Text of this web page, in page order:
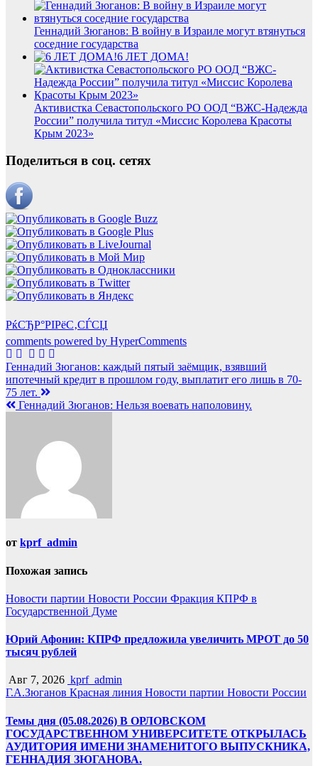
Геннадий Зюганов: В войну в Израиле могут втянуться
соседние государства
6 ЛЕТ ДОМА!
Активистка Севастопольского РО ООД “ВЖС-Надежда
России” получила титул «Миссис Королева Красоты
Крым 2023»
Поделиться в соц. сетях
РќСЂР°РІРёС‚СЃСЏ
comments powered by HyperComments
Навигация
по
записям
Геннадий Зюганов: каждый пятый заёмщик, взявший
ипотечный кредит в прошлом году, выплатит его лишь в 70-
75 лет.
Геннадий Зюганов: Нельзя воевать наполовину.
от kprf_admin
Похожая запись
Новости партии Новости России Фракция КПРФ в
Государственной Думе
Юрий Афонин: КПРФ предложила увеличить МРОТ до 50
тысяч рублей
Авг 7, 2026 kprf_admin
Г.А.Зюганов Красная линия Новости партии Новости России
Темы дня (05.08.2026) В ОРЛОВСКОМ
ГОСУДАРСТВЕННОМ УНИВЕРСИТЕТЕ ОТКРЫЛАСЬ
АУДИТОРИЯ ИМЕНИ ЗНАМЕНИТОГО ВЫПУСКНИКА,
ГЕННАДИЯ ЗЮГАНОВА.